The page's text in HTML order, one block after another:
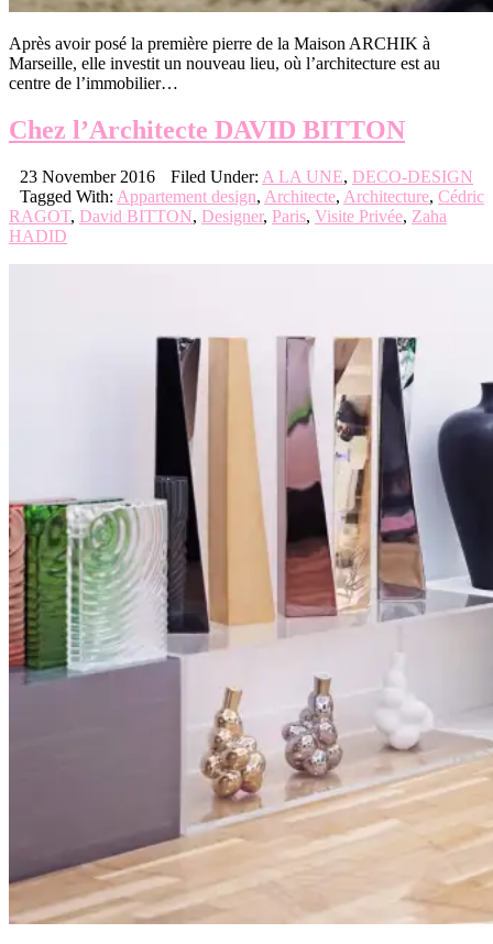
Après avoir posé la première pierre de la Maison ARCHIK à
Marseille, elle investit un nouveau lieu, où l’architecture est au
centre de l’immobilier…
Chez l’Architecte DAVID BITTON
23 November 2016 Filed Under: A LA UNE, DECO-DESIGN
Tagged With: Appartement design, Architecte, Architecture, Cédric
RAGOT, David BITTON, Designer, Paris, Visite Privée, Zaha
HADID